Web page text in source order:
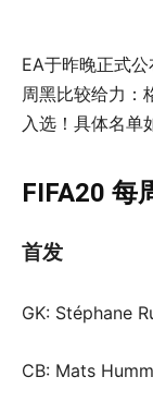
EA于昨晚正式
周黑比较给力：
入选！具体名单
FIFA20 每
首发
GK: Stéphane
CB: Mats